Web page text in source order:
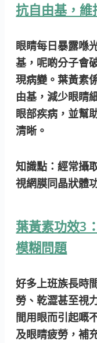
抗自由基，維
眼睛每日暴露喺
基，呢啲分子會
現病變。葉黃素
由基，減少眼睛
眼部疾病，並幫
清晰。
知識點：經常攝
視網膜同晶狀體
葉黃素功效3
模糊問題
好多上班族長時
勞、乾澀甚至視
間用眼而引起嘅
及眼睛疲勞，補